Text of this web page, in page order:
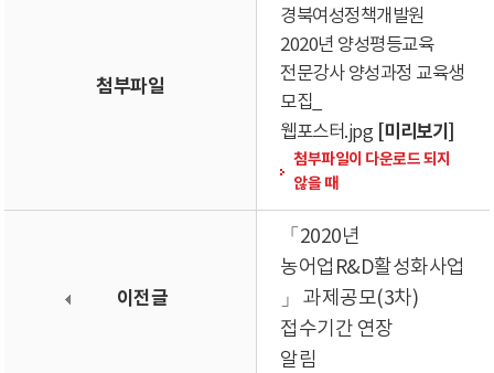
첨부파일
경북여성정책개발원
2020년 양성평등교육
전문강사 양성과정 교육생
모집_
웹포스터.jpg [미리보기]
첨부파일이 다운로드 되지
않을 때
이전글
「2020년
농어업R&D활성화사업
」 과제공모(3차)
접수기간 연장
알림